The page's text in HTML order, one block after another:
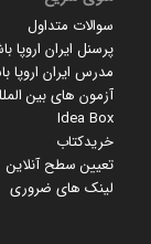
سوالات متداول
پرسنل ایران اروپا
مدرس ایران اروپا
آزمون های بین
Idea Box
خریدکتاب
تعیین سطح آنلاین
لینک های ضروری